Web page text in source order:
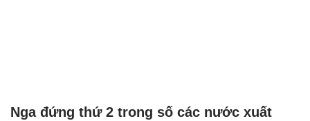
Nga đứng thứ 2 trong số các nước xuất